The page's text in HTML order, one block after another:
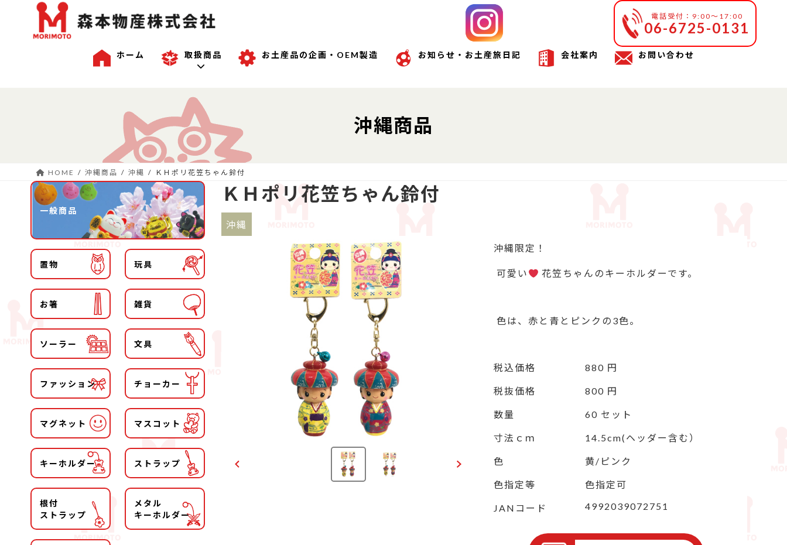
電話受付：9:00～17:00
06-6725-0131
ホーム 取扱商品
一般商品
沖縄商品
OEM商品例
お土産品の企画・OEM製造 お知らせ・お土産旅日記 会社案内 お問い合わせ
沖縄商品
HOME 沖縄商品 沖縄 ＫＨポリ花笠ちゃん鈴付
ＫＨポリ花笠ちゃん鈴付
沖縄
沖縄限定！
可愛い 花笠ちゃんのキーホルダーです。
色は、赤と青とピンクの3色。
税込価格 880 円
税抜価格 800 円
数量 60 セット
寸法ｃｍ 14.5cm(ヘッダー含む）
色 黄/ピンク
色指定等 色指定可
JANコード 4992039072751
一般商品
置物 玩具
お箸 雑貨
ソーラー 文具
ファッション チョーカー
マグネット マスコット
キーホルダー ストラップ
根付
ストラップ
メタル
キーホルダー